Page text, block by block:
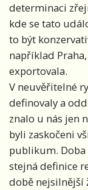
determinaci
kde se tato
to být
například
exportovala.
V neuvěřitelné
definovaly a
znalo u nás jen
byli zaskočeni
publikum.
stejná definice
době nejsilnější